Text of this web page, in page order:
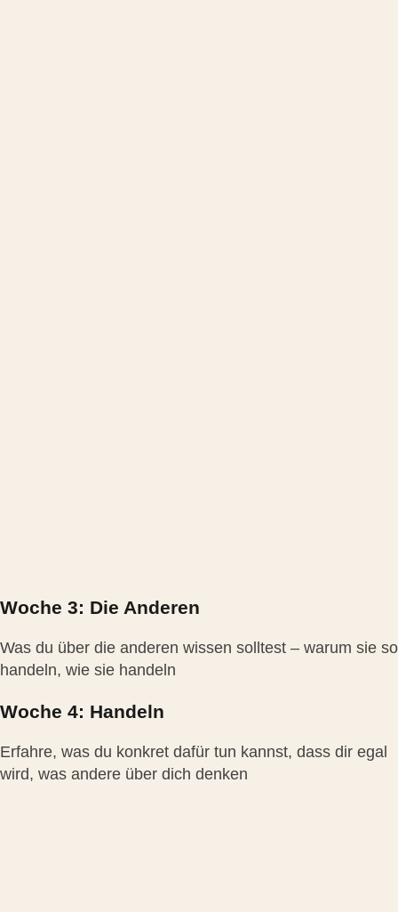
Woche 3: Die Anderen
Was du über die anderen wissen solltest – warum sie so
handeln, wie sie handeln
Woche 4: Handeln
Erfahre, was du konkret dafür tun kannst, dass dir egal
wird, was andere über dich denken